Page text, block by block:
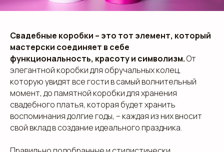
Свадебные коробки – это тот элемент, который
мастерски соединяет в себе
функциональность, красоту и символизм.От
элегантной коробки для обручальных колец,
которую увидят все гости в самый волнительный
момент, до памятной коробки для хранения
свадебного платья, которая будет хранить
воспоминания долгие годы, – каждая из них вносит
свой вклад в создание идеального праздника.
Свяжитесь с нами для консультации. Мы обсудим
ваши потребности, предложим варианты и
разработаем упаковку, которая подчеркнет
уникальность вашей продукции. Наши
специалисты готовы ответить на все вопросы и
предложить решения, соответствующие вашим
задачам и бюджету.
ЗАПОЛНИТЕ ЗАЯВКУ, И
МЫ ПОДБЕРЕМ ДЛЯ ВАС
ИДЕАЛЬНОЕ РЕШЕНИЕ
клиентам